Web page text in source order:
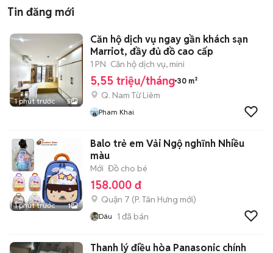
Tin đăng mới
1 phút trước 5
Căn hộ dịch vụ ngay gần khách sạn
Marriot, đầy đủ đồ cao cấp
1 PN Căn hộ dịch vụ, mini
5,55 triệu/tháng 30 m²
Q. Nam Từ Liêm
Pham Khai
1 phút trước 1
Balo trẻ em Vải Ngộ nghĩnh Nhiều
màu
Mới Đồ cho bé
158.000 đ
Quận 7 (P. Tân Hưng mới)
Dâu 1 đã bán
Thanh lý điều hòa Panasonic chính